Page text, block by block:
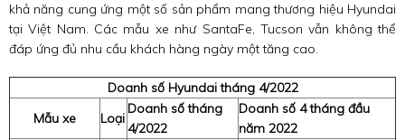
khả năng cung ứng một số sản phẩm mang thương hiệu Hyundai
tại Việt Nam. Các mẫu xe như SantaFe, Tucson vẫn không thể
đáp ứng đủ nhu cầu khách hàng ngày một tăng cao.
Doanh số Hyundai tháng 4/2022
Mẫu xe
Loại
Doanh số tháng
4/2022
Doanh số 4 tháng đầu
năm 2022